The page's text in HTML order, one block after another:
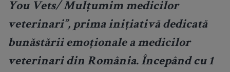
You Vets/ Mulțumim medicilor
veterinari”, prima inițiativă dedicată
bunăstării emoționale a medicilor
veterinari din România. Începând cu 1